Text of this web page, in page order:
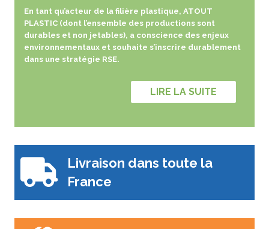
En tant qu’acteur de la filière plastique, ATOUT
PLASTIC (dont l’ensemble des productions sont
durables et non jetables), a conscience des enjeux
environnementaux et souhaite s’inscrire durablement
dans une stratégie RSE.
LIRE LA SUITE
Livraison dans toute la
France